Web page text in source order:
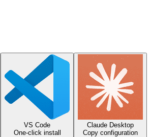
VS Code
One-click install
Claude Desktop
Copy configuration